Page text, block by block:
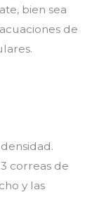
bien sea
de
correas de
y las